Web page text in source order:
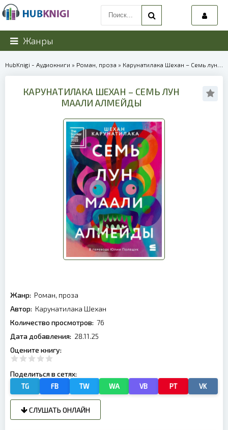
Жанры
HubKnigi - Аудиокниги » Роман, проза » Карунатилака Шехан – Семь лун Маали Алмейды | 38728
КАРУНАТИЛАКА ШЕХАН – СЕМЬ ЛУН
МААЛИ АЛМЕЙДЫ
Жанр: Роман, проза
Автор: Карунатилака Шехан
Количество просмотров: 76
Дата добавления: 28.11.25
Оцените книгу:
Поделиться в сетях:
TG FB TW WA VB PT VK
СЛУШАТЬ ОНЛАЙН